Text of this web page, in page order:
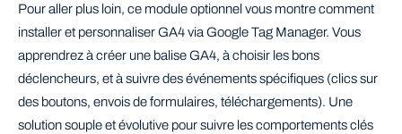
Pour aller plus loin, ce module optionnel vous montre comment
installer et personnaliser GA4 via Google Tag Manager. Vous
apprendrez à créer une balise GA4, à choisir les bons
déclencheurs, et à suivre des événements spécifiques (clics sur
des boutons, envois de formulaires, téléchargements). Une
solution souple et évolutive pour suivre les comportements clés